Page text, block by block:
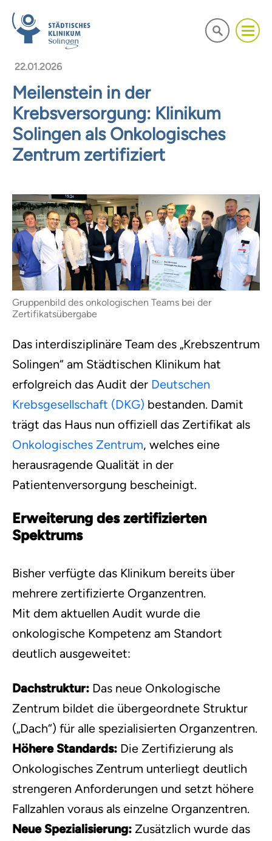
22.01.2026
Meilenstein in der
Krebsversorgung: Klinikum
Solingen als Onkologisches
Zentrum zertifiziert
Gruppenbild des onkologischen Teams bei der
Zertifikatsübergabe
Das interdisziplinäre Team des „Krebszentrum
Solingen“ am Städtischen Klinikum hat
erfolgreich das Audit der Deutschen
Krebsgesellschaft (DKG) bestanden. Damit
trägt das Haus nun offiziell das Zertifikat als
Onkologisches Zentrum, welches eine
herausragende Qualität in der
Patientenversorgung bescheinigt.
Erweiterung des zertifizierten
Spektrums
Bisher verfügte das Klinikum bereits über
mehrere zertifizierte Organzentren.
Mit dem aktuellen Audit wurde die
onkologische Kompetenz am Standort
deutlich ausgeweitet:
Dachstruktur: Das neue Onkologische
Zentrum bildet die übergeordnete Struktur
(„Dach“) für alle spezialisierten Organzentren.
Höhere Standards: Die Zertifizierung als
Onkologisches Zentrum unterliegt deutlich
strengeren Anforderungen und setzt höhere
Fallzahlen voraus als einzelne Organzentren.
Neue Spezialisierung: Zusätzlich wurde das